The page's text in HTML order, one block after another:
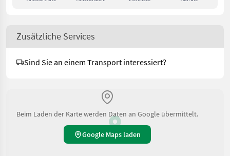
Zusätzliche Services
Sind Sie an einem Transport interessiert?
Beim Laden der Karte werden Daten an Google übermittelt.
Google Maps laden